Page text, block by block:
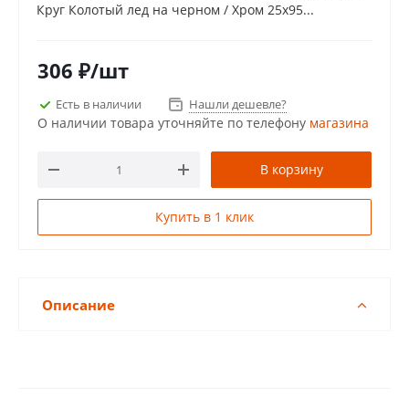
Круг Колотый лед на черном / Хром 25x95...
306 ₽/шт
Есть в наличии Нашли дешевле?
О наличии товара уточняйте по телефону магазина
В корзину
Купить в 1 клик
Описание